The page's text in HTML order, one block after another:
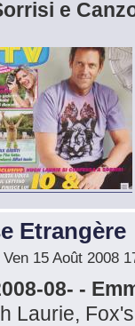
e
Etrangère
15 Août 2008
08- -
Laurie,